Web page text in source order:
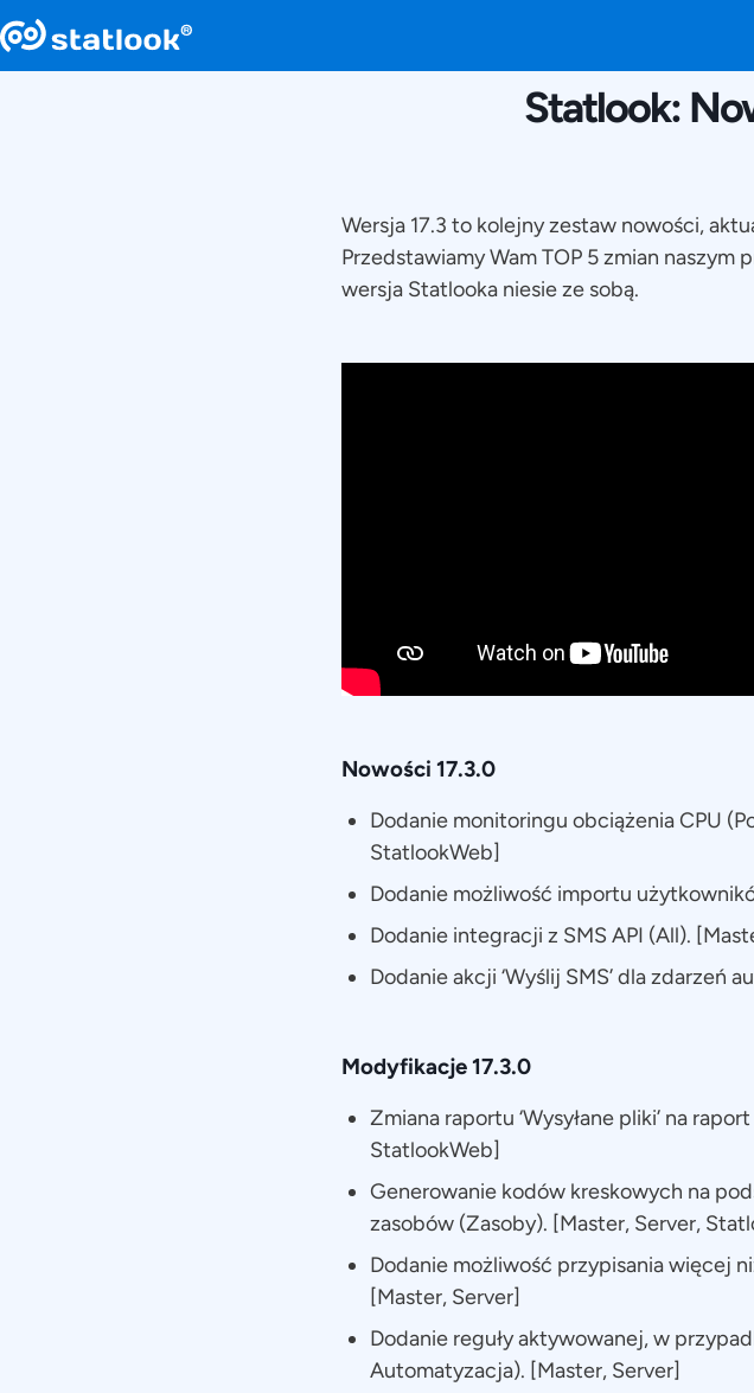
Statlook:
Wersja 17.3 to kolejny zestaw nowości,
Przedstawiamy Wam TOP 5 zmian naszym
wersja Statlooka niesie ze sobą.
Nowości 17.3.0
Dodanie monitoringu obciążenia CPU
StatlookWeb]
Dodanie możliwość importu
Dodanie integracji z SMS API (All).
Dodanie akcji ‘Wyślij SMS’ dla zdarzeń
Modyfikacje 17.3.0
Zmiana raportu ‘Wysyłane pliki’ na
StatlookWeb]
Generowanie kodów kreskowych na
zasobów (Zasoby). [Master, Server,
Dodanie możliwość przypisania więcej
[Master, Server]
Dodanie reguły aktywowanej, w
Automatyzacja). [Master, Server]